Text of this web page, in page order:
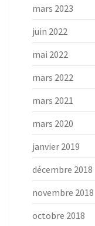
mars 2023
juin 2022
mai 2022
mars 2022
mars 2021
mars 2020
janvier 2019
décembre 2018
novembre 2018
octobre 2018